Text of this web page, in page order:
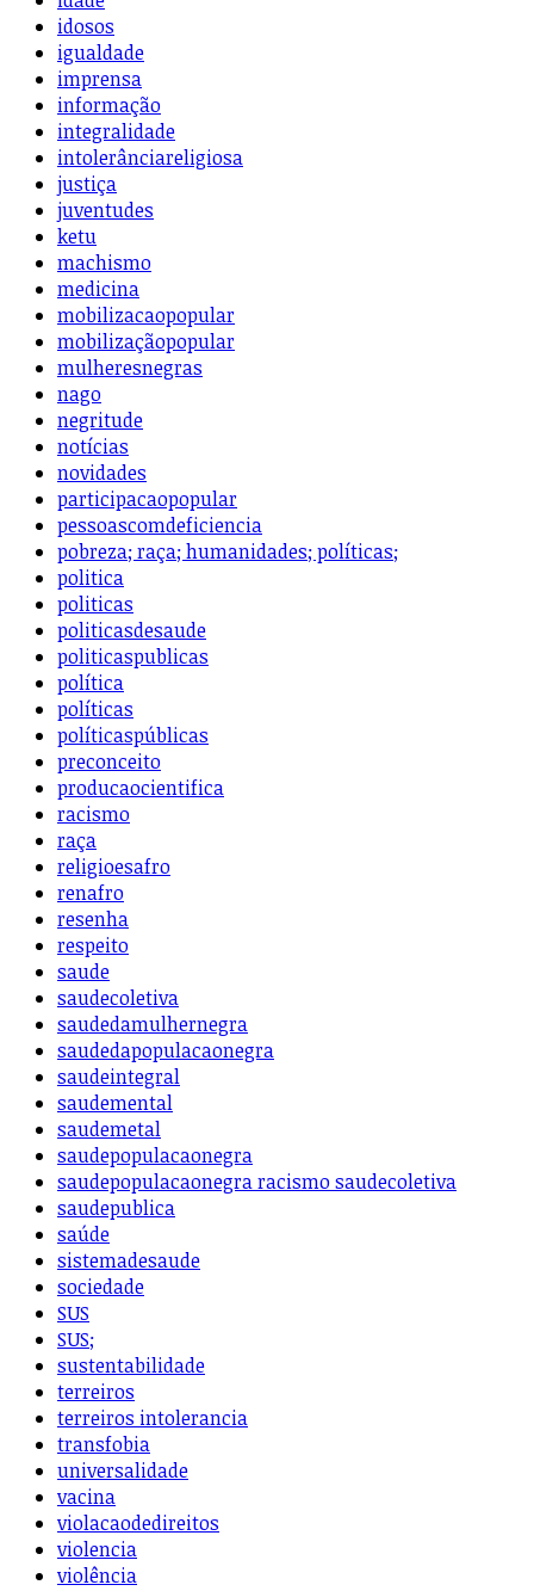
idosos
igualdade
imprensa
informação
integralidade
intolerânciareligiosa
justiça
juventudes
ketu
machismo
medicina
mobilizacaopopular
mobilizaçãopopular
mulheresnegras
nago
negritude
notícias
novidades
participacaopopular
pessoascomdeficiencia
pobreza; raça; humanidades; políticas;
politica
politicas
politicasdesaude
politicaspublicas
política
políticas
políticaspúblicas
preconceito
producaocientifica
racismo
raça
religioesafro
renafro
resenha
respeito
saude
saudecoletiva
saudedamulhernegra
saudedapopulacaonegra
saudeintegral
saudemental
saudemetal
saudepopulacaonegra
saudepopulacaonegra racismo saudecoletiva
saudepublica
saúde
sistemadesaude
sociedade
SUS
SUS;
sustentabilidade
terreiros
terreiros intolerancia
transfobia
universalidade
vacina
violacaodedireitos
violencia
violência